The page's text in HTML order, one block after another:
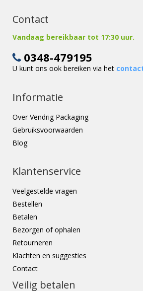
Contact
Vandaag bereikbaar tot 17:30 uur.
0348-479195
U kunt ons ook bereiken via het
Informatie
Over Vendrig Packaging
Gebruiksvoorwaarden
Blog
Klantenservice
Veelgestelde vragen
Bestellen
Betalen
Bezorgen of ophalen
Retourneren
Klachten en suggesties
Contact
Veilig betalen